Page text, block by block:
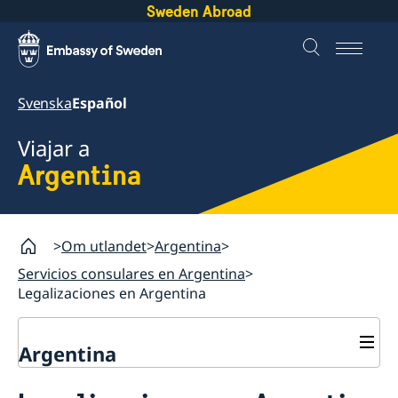
Sweden Abroad
SvenskaEspañol
Viajar a
Argentina
Om utlandet Argentina
Servicios consulares en Argentina
Legalizaciones en Argentina
Argentina